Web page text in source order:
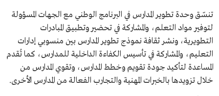
تنسّق وحدة تطوير المدارس في البرنامج الوطني مع الجهات المسؤولة
لتوفير مواد التعلم، والمشاركة في تحضير وتطبيق المبادرات
التطويرية، ونشر ثقافة نموذج تطوير المدارس بين منسوبي إدارات
التعليم، والمشاركة في تأسيس الكفاءة الداخلية للمدارس، كما تُقدم
المساعدة لتأكيد جودة تقويم وخطط المدارس، وتقوي المدارس من
خلال تزويدها بالخبرات المهنية والتجارب الفعالة من المدارس الأخرى.